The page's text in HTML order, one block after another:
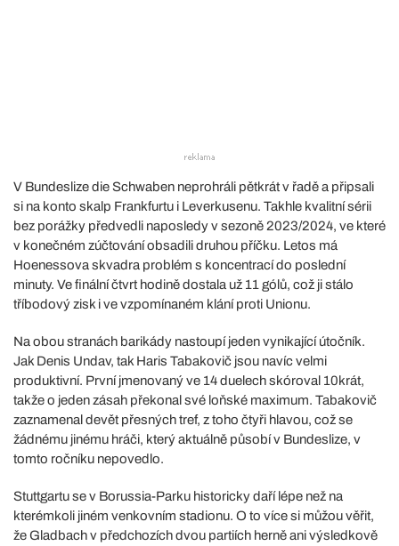
V Bundeslize die Schwaben neprohráli pětkrát v řadě a připsali
si na konto skalp Frankfurtu i Leverkusenu. Takhle kvalitní sérii
bez porážky předvedli naposledy v sezoně 2023/2024, ve které
v konečném zúčtování obsadili druhou příčku. Letos má
Hoenessova skvadra problém s koncentrací do poslední
minuty. Ve finální čtvrt hodině dostala už 11 gólů, což ji stálo
tříbodový zisk i ve vzpomínaném klání proti Unionu.
Na obou stranách barikády nastoupí jeden vynikající útočník.
Jak Denis Undav, tak Haris Tabakovič jsou navíc velmi
produktivní. První jmenovaný ve 14 duelech skóroval 10krát,
takže o jeden zásah překonal své loňské maximum. Tabakovič
zaznamenal devět přesných tref, z toho čtyři hlavou, což se
žádnému jinému hráči, který aktuálně působí v Bundeslize, v
tomto ročníku nepovedlo.
Stuttgartu se v Borussia-Parku historicky daří lépe než na
kterémkoli jiném venkovním stadionu. O to více si můžou věřit,
že Gladbach v předchozích dvou partiích herně ani výsledkově